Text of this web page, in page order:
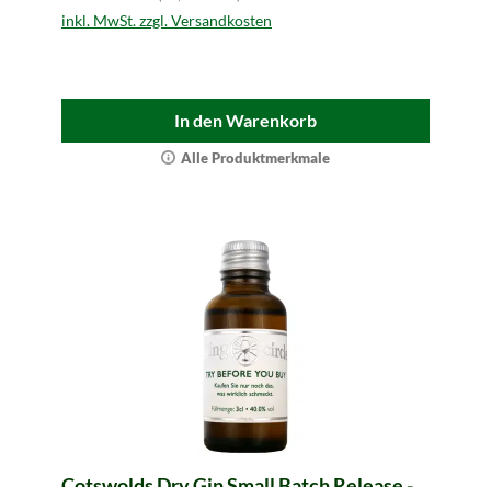
inkl. MwSt. zzgl. Versandkosten
In den Warenkorb
Alle Produktmerkmale